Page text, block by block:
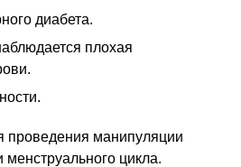
диабета.
плохая
манипуляции
менструального цикла.